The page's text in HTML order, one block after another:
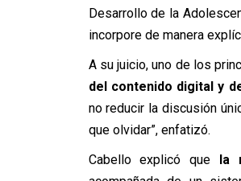
Desarrollo de la
incorpore de manera
A su juicio, uno de los
del contenido digital y
no reducir la discusión
que olvidar”, enfatizó.
Cabello explicó que la